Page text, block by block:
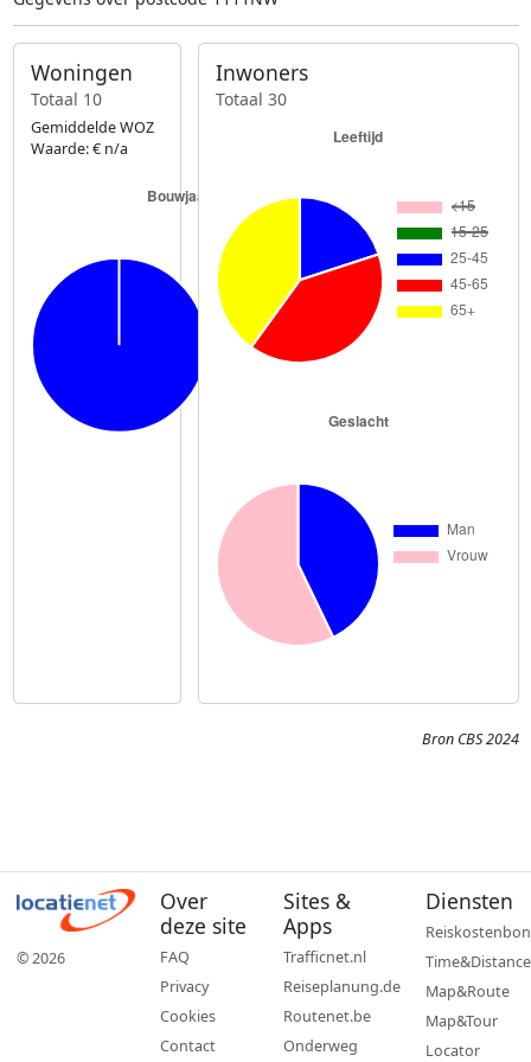
Woningen
Totaal 10
Gemiddelde WOZ
Waarde: € n/a
Inwoners
Totaal 30
Bron CBS 2024
© 2026
Over
deze site
FAQ
Privacy
Cookies
Contact
Sites &
Apps
Trafficnet.nl
Reiseplanung.de
Routenet.be
Onderweg
Diensten
Reiskostenbon
Time&Distance
Map&Route
Map&Tour
Locator